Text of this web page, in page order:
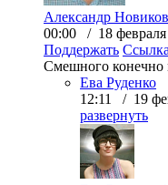
Александр Новиков
00:00 / 18 февраля
Поддержать Ссылка
Смешного конечно
Ева Руденко
12:11 / 19
развернуть